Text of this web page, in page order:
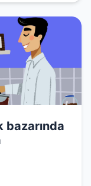
bazarında